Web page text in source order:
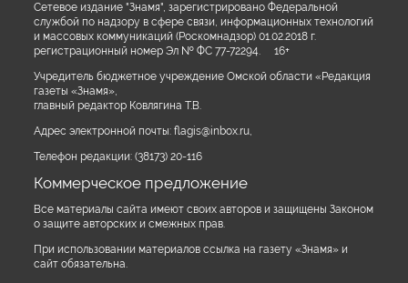
Сетевое издание "Знамя", зарегистрировано Федеральной
службой по надзору в сфере связи, информационных технологий
и массовых коммуникаций (Роскомнадзор) 01.02.2018 г.
регистрационный номер Эл № ФС 77-72294. 16+
Учредитель бюджетное учреждение Омской области «Редакция
газеты «Знамя»,
главный редактор Ковлягина Т.В.
Адрес электронной почты: flagis@inbox.ru,
Телефон редакции: (38173) 20-116
Коммерческое предложение
Все материалы сайта имеют своих авторов и защищены Законом
о защите авторских и смежных прав.
При использовании материалов ссылка на газету «Знамя» и
сайт обязательна.